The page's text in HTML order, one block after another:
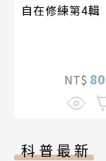
自在修練第4輯
NT$
科普最新